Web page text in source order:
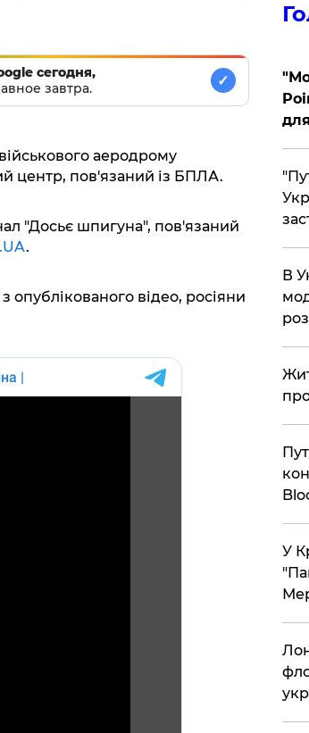
сегодня,
завтра.
✓
аеродрому
центр, пов'язаний із БПЛА.
"Досьє шпигуна", пов'язаний
.
відео, росіяни
В
У